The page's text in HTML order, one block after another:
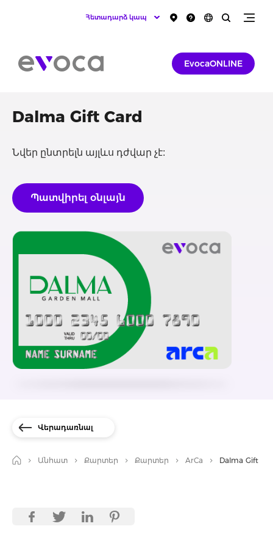
Հետադարձ կապ
EvocaONLINE
Dalma Gift Card
Նվեր ընտրելն այլևս դժվար չէ:
Պատվիրել օնլայն
Վերադառնալ
Անհատ Քարտեր Քարտեր ArCa Dalma Gift